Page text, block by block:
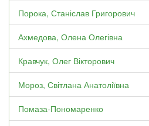
Порока, Станіслав Григорович
Ахмедова, Олена Олегівна
Кравчук, Олег Вікторович
Мороз, Світлана Анатоліївна
Помаза-Пономаренко